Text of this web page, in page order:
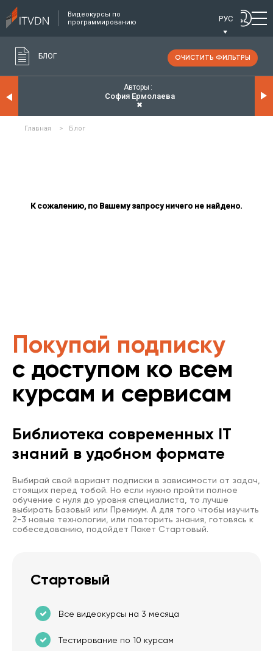
Видеокурсы по
программированию
РУС
БЛОГ ОЧИСТИТЬ ФИЛЬТРЫ
Авторы
София Ермолаева
✖
Главная > Блог
К сожалению, по Вашему запросу ничего не найдено.
Покупай подписку
с доступом ко всем
курсам и сервисам
Библиотека современных IT
знаний в удобном формате
Выбирай свой вариант подписки в зависимости от задач,
стоящих перед тобой. Но если нужно пройти полное
обучение с нуля до уровня специалиста, то лучше
выбирать Базовый или Премиум. А для того чтобы изучить
2-3 новые технологии, или повторить знания, готовясь к
собеседованию, подойдет Пакет Стартовый.
Стартовый
Все видеокурсы на 3 месяца
Тестирование по 10 курсам